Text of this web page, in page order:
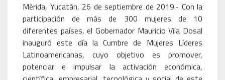
Mérida, Yucatán, 26 de septiembre de 2019.- Con la
participación de más de 300 mujeres de 10
diferentes países, el Gobernador Mauricio Vila Dosal
inauguró este día la Cumbre de Mujeres Líderes
Latinoamericanas, cuyo objetivo es promover,
potenciar e impulsar la activación económica,